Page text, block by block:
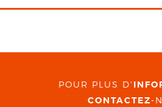
POUR PLUS D'
CONTACTEZ-